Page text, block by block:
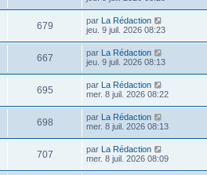
679 par La Rédaction
jeu. 9 juil. 2026 08:23
667 par La Rédaction
jeu. 9 juil. 2026 08:13
695 par La Rédaction
mer. 8 juil. 2026 08:22
698 par La Rédaction
mer. 8 juil. 2026 08:13
707 par La Rédaction
mer. 8 juil. 2026 08:09